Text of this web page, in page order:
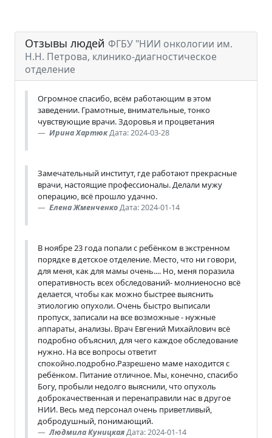
Отзывы людей ФГБУ "НИИ онкологии им.
Н.Н. Петрова, клинико-диагностическое
отделение
Огромное спасибо, всём работающим в этом
заведении. Грамотные, внимательные, тонко
чувствующие врачи. Здоровья и процветания
Ирина ХартюкДата: 2024-03-28
Замечательный институт, где работают прекрасные
врачи, настоящие профессионалы. Делали мужу
операцию, всё прошло удачно.
Елена ЖменченкоДата: 2024-01-14
В ноябре 23 года попали с ребёнком в экстренном
порядке в детское отделение. Место, что ни говори,
для меня, как для мамы очень.... Но, меня поразила
оперативность всех обследований- молниеносно всё
делается, чтобы как можно быстрее выяснить
этиологию опухоли. Очень быстро выписали
пропуск, записали на все возможные - нужные
аппараты, анализы. Врач Евгений Михайлович всё
подробно объяснил, для чего каждое обследование
нужно. На все вопросы ответит
спокойно.подробно.Разрешено маме находится с
ребёнком. Питание отличное. Мы, конечно, спасибо
Богу, пробыли недолго выяснили, что опухоль
доброкачественная и перенаправили нас в другое
НИИ. Весь мед персонал очень приветливый,
добродушный, понимающий.
Людмила КуницкаяДата: 2024-01-14